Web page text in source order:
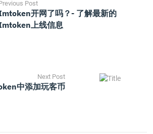
Post
开网了吗？- 了解最新的
上线信息
Next Post
中添加玩客币